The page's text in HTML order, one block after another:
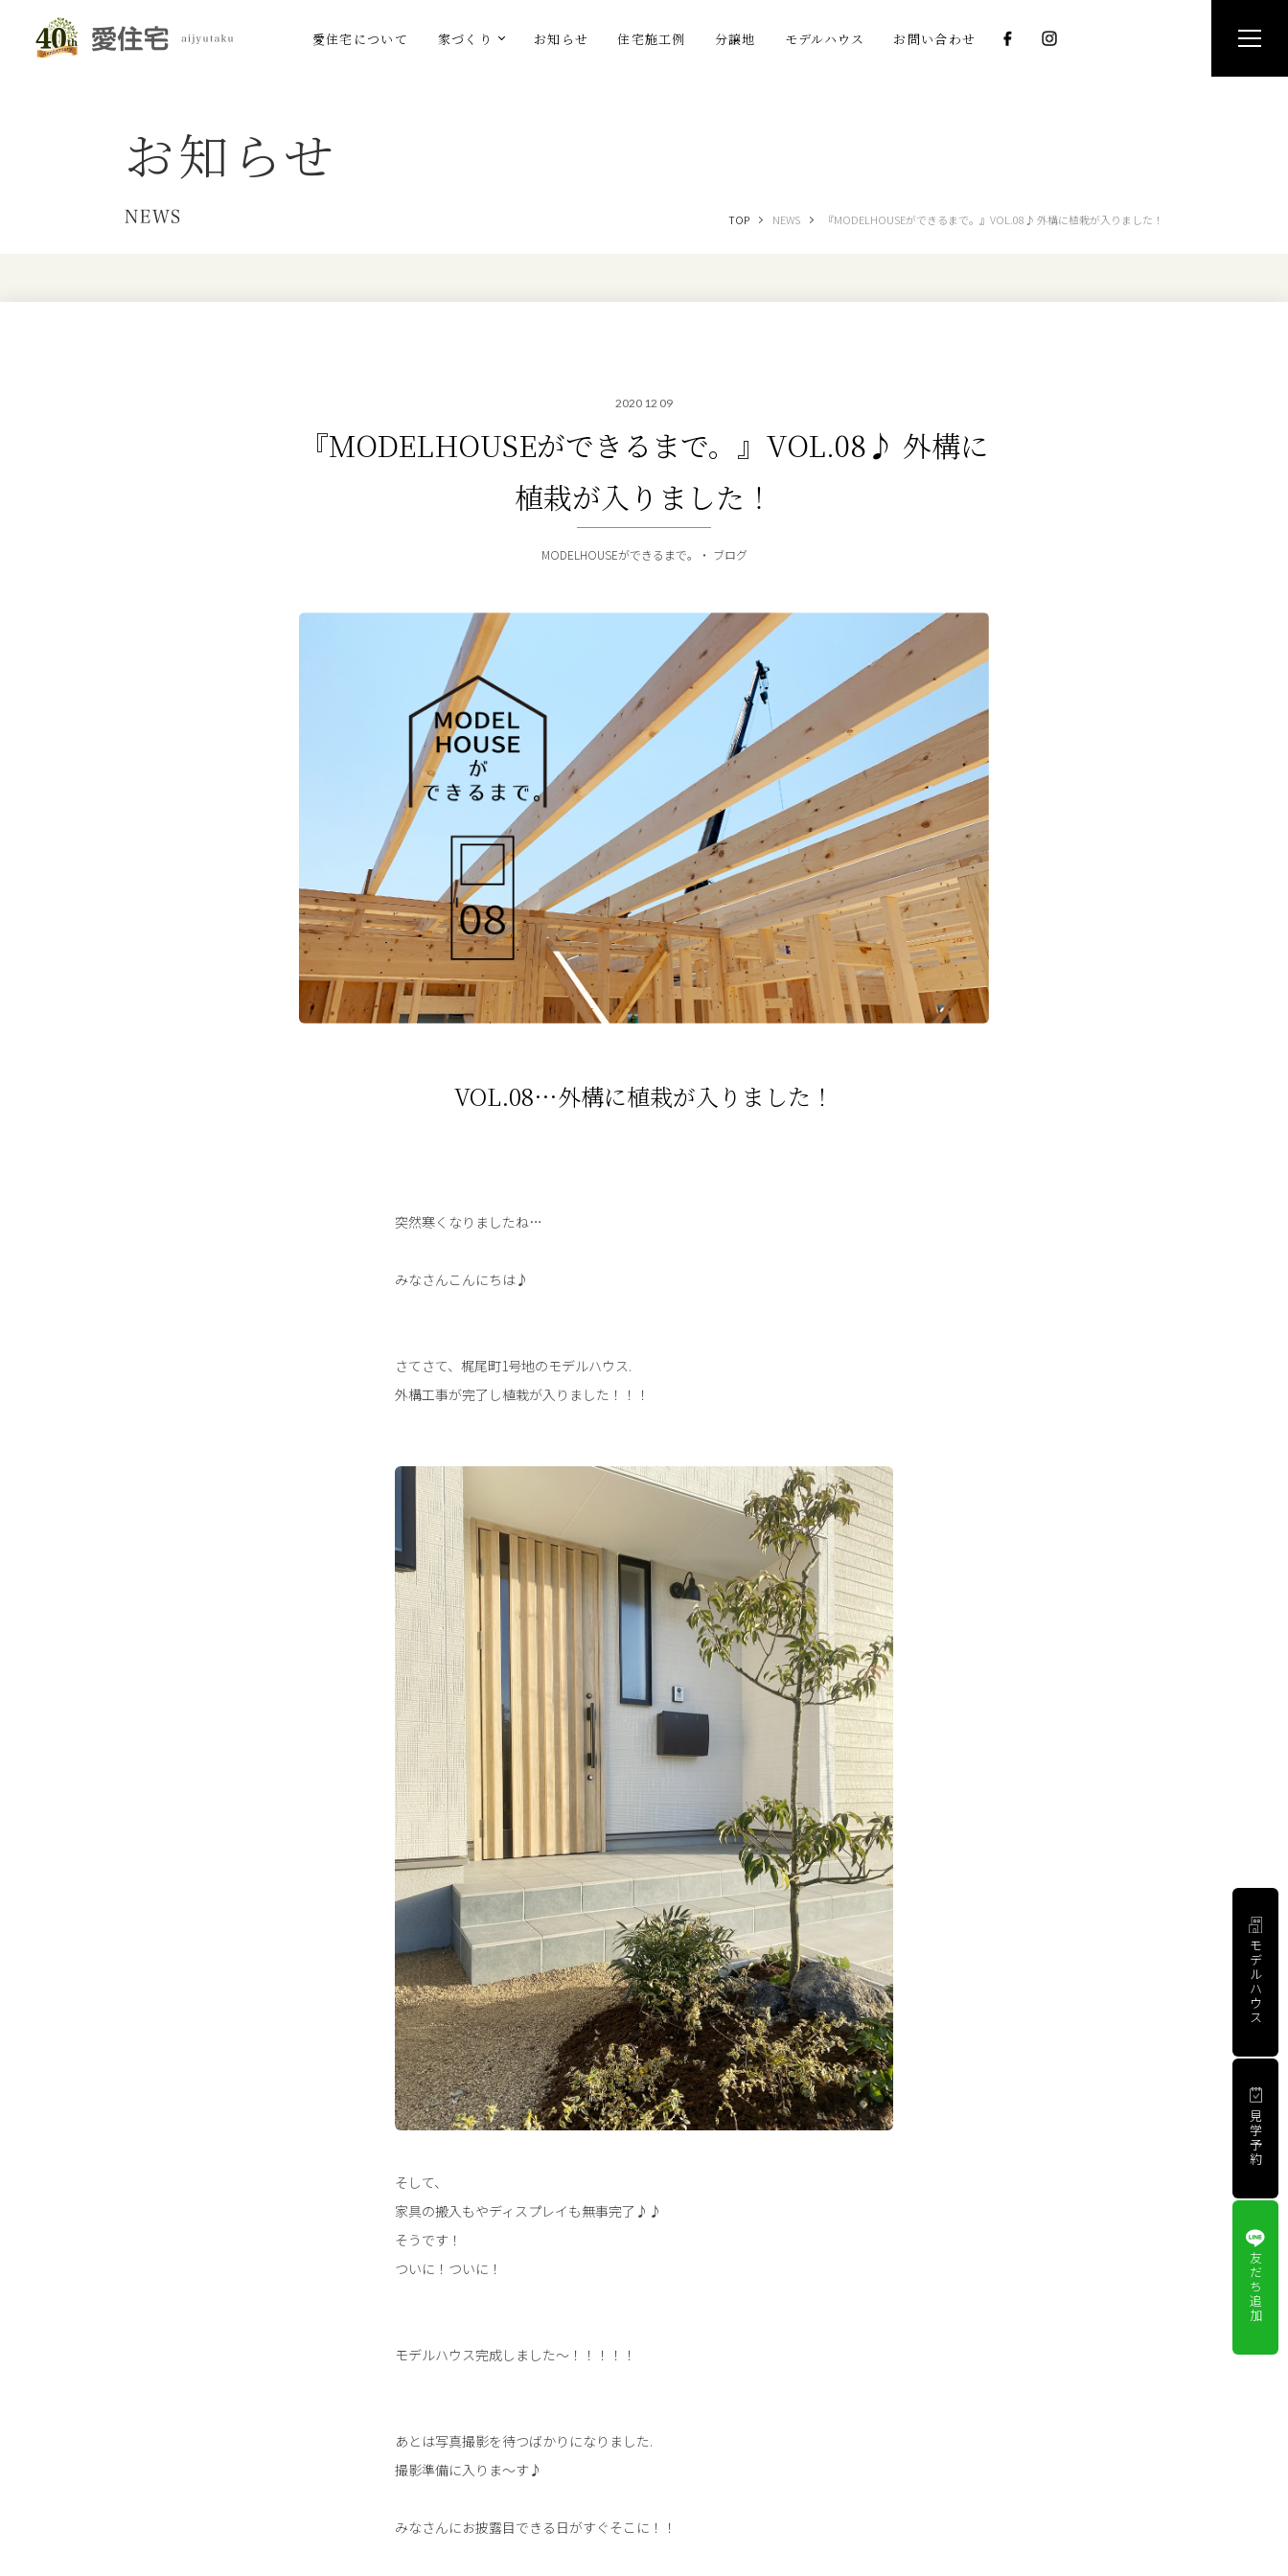
愛住宅について 家づくり お知らせ 住宅施工例 分譲地 モデルハウス お問い合わせ
お知らせ
NEWS TOP NEWS 『MODELHOUSEができるまで。』VOL.08♪ 外構に植栽が入りました！
2020 12 09
『MODELHOUSEができるまで。』VOL.08♪ 外構に
植栽が入りました！
MODELHOUSEができるまで。 ブログ
VOL.08…外構に植栽が入りました！
突然寒くなりましたね…
みなさんこんにちは♪
さてさて、梶尾町1号地のモデルハウス.
外構工事が完了し植栽が入りました！！！
そして、
家具の搬入もやディスプレイも無事完了♪♪
そうです！
ついに！ついに！
モデルハウス完成しました～！！！！！
あとは写真撮影を待つばかりになりました.
撮影準備に入りま～す♪
みなさんにお披露目できる日がすぐそこに！！
モ
デ
ル
ハ
ウ
ス
見
学
予
約
友
だ
ち
追
加